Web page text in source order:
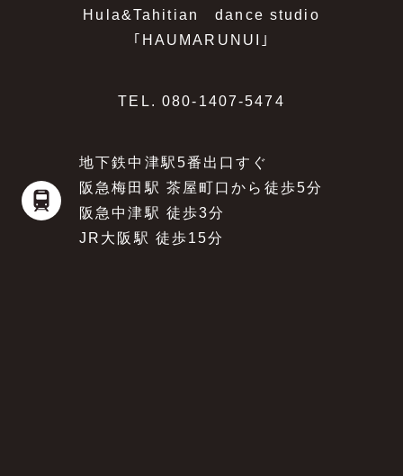
Hula&Tahitian dance studio
｢HAUMARUNUI｣
TEL. 080-1407-5474
地下鉄中津駅5番出口すぐ
阪急梅田駅 茶屋町口から徒歩5分
阪急中津駅 徒歩3分
JR大阪駅 徒歩15分